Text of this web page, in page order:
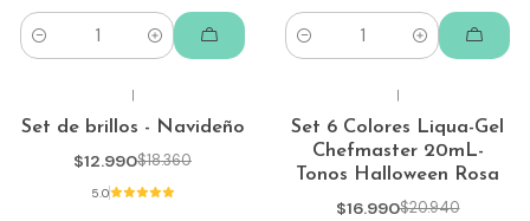
Cantidad Cantidad
-29%
|
Set de brillos - Navideño
$12.990$18.360
5.0
-19%
|
Set 6 Colores Liqua-Gel
Chefmaster 20mL-
Tonos Halloween Rosa
$16.990$20.940